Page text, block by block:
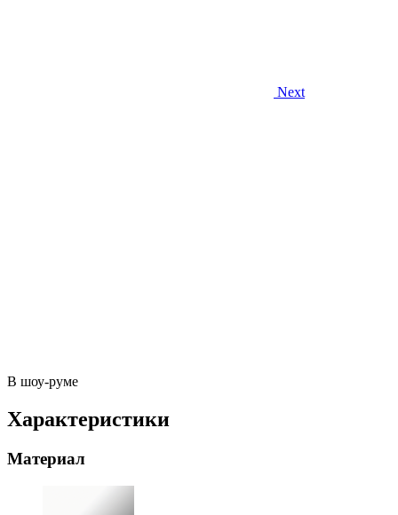
Next
В шоу-руме
Характеристики
Материал